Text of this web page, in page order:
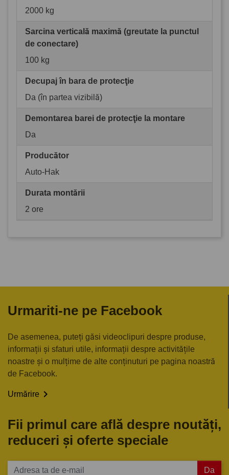
2000 kg
Sarcina verticală maximă (greutate la punctul
de conectare)
100 kg
Decupaj în bara de protecţie
Da (în partea vizibilă)
Demontarea barei de protecţie la montare
Da
Producător
Auto-Hak
Durata montării
2 ore
Urmariti-ne pe Facebook
De asemenea, puteți găsi videoclipuri despre produse,
informații și sfaturi utile, informații despre activitățile
noastre și o mulțime de alte conținuturi pe pagina noastră
de Facebook.
Urmărire 
Fii primul care află despre noutăți,
reduceri și oferte speciale
Da